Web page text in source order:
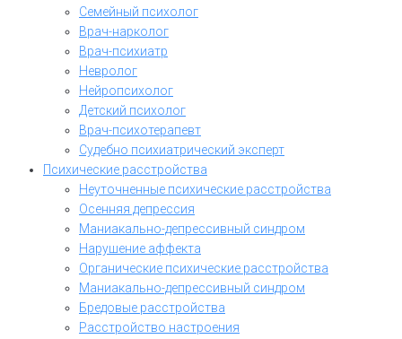
Семейный психолог
Врач-нарколог
Врач-психиатр
Невролог
Нейропсихолог
Детский психолог
Врач-психотерапевт
Судебно психиатрический эксперт
Психические расстройства
Неуточненные психические расстройства
Осенняя депрессия
Маниакально-депрессивный синдром
Нарушение аффекта
Органические психические расстройства
Маниакально-депрессивный синдром
Бредовые расстройства
Расстройство настроения